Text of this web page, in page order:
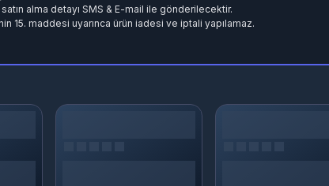
satın alma detayı SMS & E-mail ile gönderilecektir.
15. maddesi uyarınca ürün iadesi ve iptali yapılamaz.